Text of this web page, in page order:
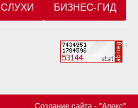
СЛУХИ БИЗНЕС-ГИД
Создание сайта - "Алекс"